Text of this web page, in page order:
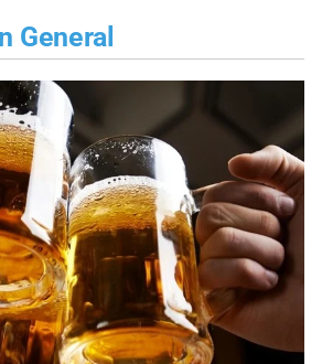
General